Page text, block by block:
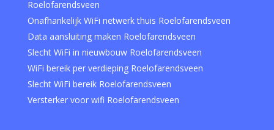
Roelofarendsveen
Onafhankelijk WiFi netwerk thuis Roelofarendsveen
Data aansluiting maken Roelofarendsveen
Slecht WiFi in nieuwbouw Roelofarendsveen
WiFi bereik per verdieping Roelofarendsveen
Slecht WiFi bereik Roelofarendsveen
Versterker voor wifi Roelofarendsveen